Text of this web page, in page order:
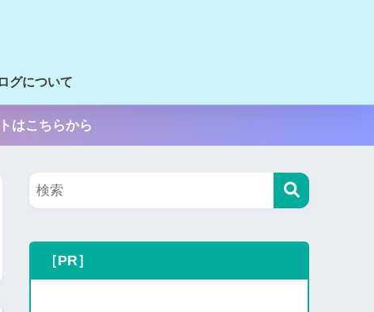
グについて
はこちらから
［PR］